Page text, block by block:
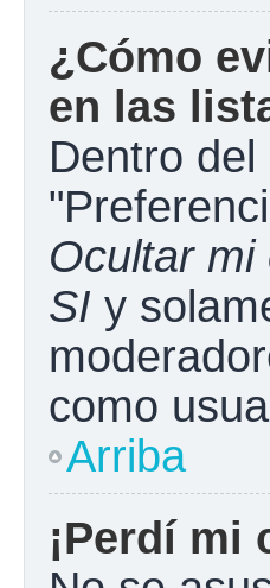
¿Cómo
en las
Dentro
Ocultar mi
SI y
como
Arriba
¡Perdí mi